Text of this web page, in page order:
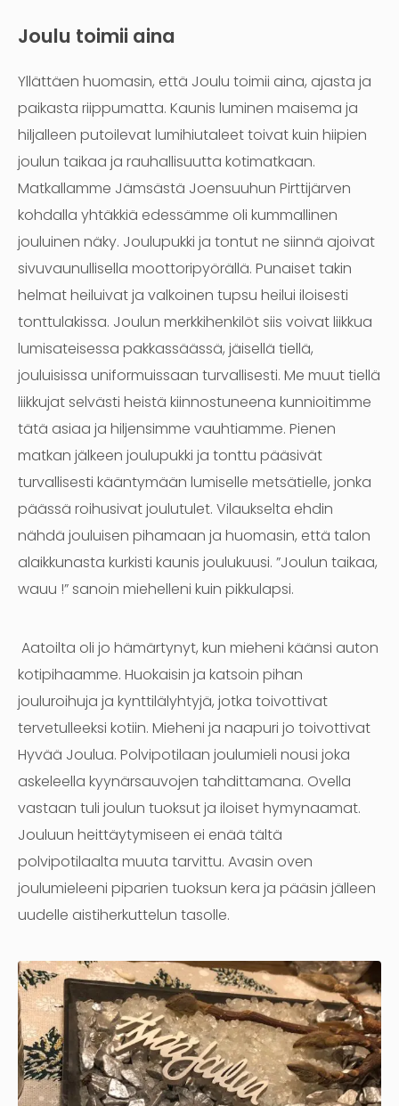
Joulu toimii aina
Yllättäen huomasin, että Joulu toimii aina, ajasta ja
paikasta riippumatta. Kaunis luminen maisema ja
hiljalleen putoilevat lumihiutaleet toivat kuin hiipien
joulun taikaa ja rauhallisuutta kotimatkaan.
Matkallamme Jämsästä Joensuuhun Pirttijärven
kohdalla yhtäkkiä edessämme oli kummallinen
jouluinen näky. Joulupukki ja tontut ne siinnä ajoivat
sivuvaunullisella moottoripyörällä. Punaiset takin
helmat heiluivat ja valkoinen tupsu heilui iloisesti
tonttulakissa. Joulun merkkihenkilöt siis voivat liikkua
lumisateisessa pakkassäässä, jäisellä tiellä,
jouluisissa uniformuissaan turvallisesti. Me muut tiellä
liikkujat selvästi heistä kiinnostuneena kunnioitimme
tätä asiaa ja hiljensimme vauhtiamme. Pienen
matkan jälkeen joulupukki ja tonttu pääsivät
turvallisesti kääntymään lumiselle metsätielle, jonka
päässä roihusivat joulutulet. Vilaukselta ehdin
nähdä jouluisen pihamaan ja huomasin, että talon
alaikkunasta kurkisti kaunis joulukuusi. ”Joulun taikaa,
wauu !” sanoin miehelleni kuin pikkulapsi.
Aatoilta oli jo hämärtynyt, kun mieheni käänsi auton
kotipihaamme. Huokaisin ja katsoin pihan
jouluroihuja ja kynttilälyhtyjä, jotka toivottivat
tervetulleeksi kotiin. Mieheni ja naapuri jo toivottivat
Hyvää Joulua. Polvipotilaan joulumieli nousi joka
askeleella kyynärsauvojen tahdittamana. Ovella
vastaan tuli joulun tuoksut ja iloiset hymynaamat.
Jouluun heittäytymiseen ei enää tältä
polvipotilaalta muuta tarvittu. Avasin oven
joulumieleeni piparien tuoksun kera ja pääsin jälleen
uudelle aistiherkuttelun tasolle.